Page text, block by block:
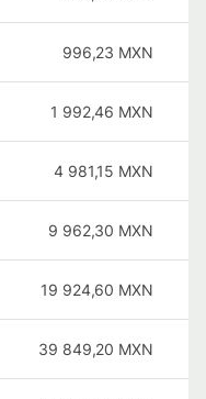
996,23 MXN
1 992,46 MXN
4 981,15 MXN
9 962,30 MXN
19 924,60 MXN
39 849,20 MXN